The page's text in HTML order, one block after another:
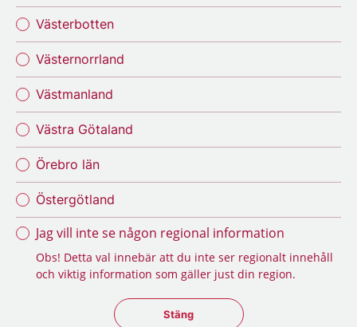
Västerbotten
Västernorrland
Västmanland
Västra Götaland
Örebro län
Östergötland
Jag vill inte se någon regional information
Obs! Detta val innebär att du inte ser regionalt innehåll
och viktig information som gäller just din region.
Stäng regionsväljaren
Stäng